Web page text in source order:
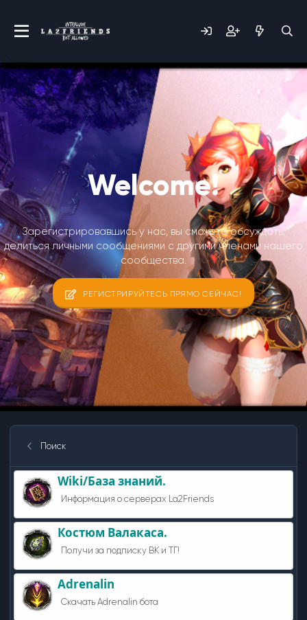
Welcome!
Зарегистрировавшись у нас, вы сможете обсуждать,
делиться личными сообщениями с другими членами нашего
сообщества.
РЕГИСТРИРУЙТЕСЬ ПРЯМО СЕЙЧАС!
Поиск
Wiki/База знаний.
Информация о серверах La2Friends
Костюм Валакаса.
Получи за подписку ВК и ТГ!
Adrenalin
Скачать Adrenalin бота